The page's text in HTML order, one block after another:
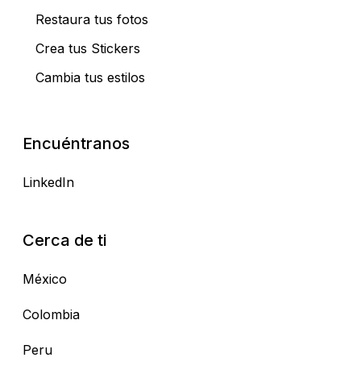
Restaura tus fotos
Crea tus Stickers
Cambia tus estilos
Encuéntranos
LinkedIn
Cerca de ti
México
Colombia
Peru